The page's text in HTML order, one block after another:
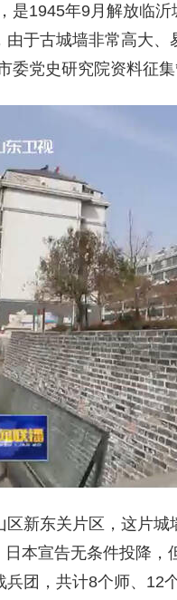
是1945年9月解放临
由于古城墙非常高大
党史研究院资料征集
区新东关片区，这片城
日本宣告无条件投降
兵团，共计8个师、12